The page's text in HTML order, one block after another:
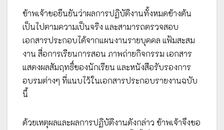
ข้าพเจ้าขอยืนยันว่าผลการปฏิบัติงานทั้งหมดข้างต้น
เป็นไปตามความเป็นจริง และสามารถตรวจสอบ
เอกสารประกอบได้จากแผนงานรายบุคคล แฟ้มสะสม
งาน สื่อการเรียนการสอน ภาพถ่ายกิจกรรม เอกสาร
แสดงผลสัมฤทธิ์ของนักเรียน และหนังสือรับรองการ
อบรมต่างๆ ที่แนบไว้ในเอกสารประกอบรายงานฉบับ
นี้
ด้วยเหตุผลและผลการปฏิบัติงานดังกล่าว ข้าพเจ้าจึงขอ